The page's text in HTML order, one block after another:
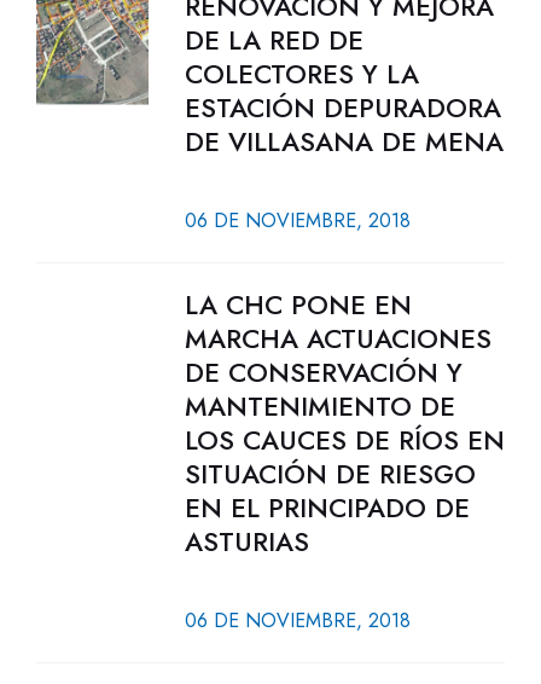
DE LA RED DE
COLECTORES Y LA
ESTACIÓN DEPURADORA
DE VILLASANA DE MENA
06 DE NOVIEMBRE, 2018
LA CHC PONE EN
MARCHA ACTUACIONES
DE CONSERVACIÓN Y
MANTENIMIENTO DE
LOS CAUCES DE RÍOS EN
SITUACIÓN DE RIESGO
EN EL PRINCIPADO DE
ASTURIAS
06 DE NOVIEMBRE, 2018